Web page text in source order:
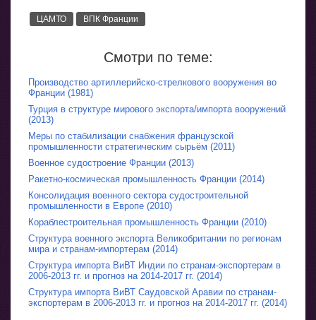
ЦАМТО ВПК Франции
Смотри по теме:
Производство артиллерийско-стрелкового вооружения во
Франции (1981)
Турция в структуре мирового экспорта/импорта вооружений
(2013)
Меры по стабилизации снабжения французской
промышленности стратегическим сырьём (2011)
Военное судостроение Франции (2013)
Ракетно-космическая промышленность Франции (2014)
Консолидация военного сектора судостроительной
промышленности в Европе (2010)
Кораблестроительная промышленность Франции (2010)
Структура военного экспорта Великобритании по регионам
мира и странам-импортерам (2014)
Структура импорта ВиВТ Индии по странам-экспортерам в
2006-2013 гг. и прогноз на 2014-2017 гг. (2014)
Структура импорта ВиВТ Саудовской Аравии по странам-
экспортерам в 2006-2013 гг. и прогноз на 2014-2017 гг. (2014)